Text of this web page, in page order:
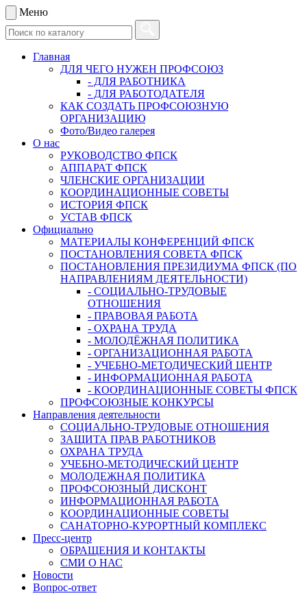
Меню
Главная
ДЛЯ ЧЕГО НУЖЕН ПРОФСОЮЗ
- ДЛЯ РАБОТНИКА
- ДЛЯ РАБОТОДАТЕЛЯ
КАК СОЗДАТЬ ПРОФСОЮЗНУЮ
ОРГАНИЗАЦИЮ
Фото/Видео галерея
О нас
РУКОВОДСТВО ФПСК
АППАРАТ ФПСК
ЧЛЕНСКИЕ ОРГАНИЗАЦИИ
КООРДИНАЦИОННЫЕ СОВЕТЫ
ИСТОРИЯ ФПСК
УСТАВ ФПСК
Официально
МАТЕРИАЛЫ КОНФЕРЕНЦИЙ ФПСК
ПОСТАНОВЛЕНИЯ СОВЕТА ФПСК
ПОСТАНОВЛЕНИЯ ПРЕЗИДИУМА ФПСК (ПО
НАПРАВЛЕНИЯМ ДЕЯТЕЛЬНОСТИ)
- СОЦИАЛЬНО-ТРУДОВЫЕ
ОТНОШЕНИЯ
- ПРАВОВАЯ РАБОТА
- ОХРАНА ТРУДА
- МОЛОДЁЖНАЯ ПОЛИТИКА
- ОРГАНИЗАЦИОННАЯ РАБОТА
- УЧЕБНО-МЕТОДИЧЕСКИЙ ЦЕНТР
- ИНФОРМАЦИОННАЯ РАБОТА
- КООРДИНАЦИОННЫЕ СОВЕТЫ ФПСК
ПРОФСОЮЗНЫЕ КОНКУРСЫ
Направления деятельности
СОЦИАЛЬНО-ТРУДОВЫЕ ОТНОШЕНИЯ
ЗАЩИТА ПРАВ РАБОТНИКОВ
ОХРАНА ТРУДА
УЧЕБНО-МЕТОДИЧЕСКИЙ ЦЕНТР
МОЛОДЕЖНАЯ ПОЛИТИКА
ПРОФСОЮЗНЫЙ ДИСКОНТ
ИНФОРМАЦИОННАЯ РАБОТА
КООРДИНАЦИОННЫЕ СОВЕТЫ
САНАТОРНО-КУРОРТНЫЙ КОМПЛЕКС
Пресс-центр
ОБРАЩЕНИЯ И КОНТАКТЫ
СМИ О НАС
Новости
Вопрос-ответ